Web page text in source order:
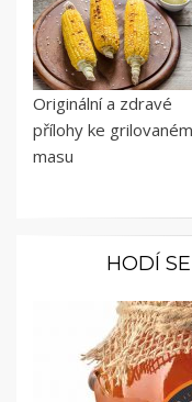
Originální a zdravé
přílohy ke
masu
HODÍ